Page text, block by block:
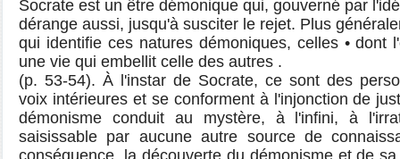
Socrate est un être démonique qui, gouverné par
dérange aussi, jusqu'à susciter le rejet. Plus
qui identifie ces natures démoniques, celles •
une vie qui embellit celle des autres .
(p. 53-54). À l'instar de Socrate, ce sont des
voix intérieures et se conforment à l'injonction de
démonisme conduit au mystère, à l'infini, à
saisissable par aucune autre source de
conséquence, la découverte du démonisme et de